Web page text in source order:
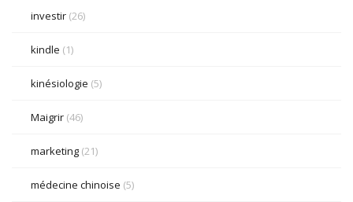
investir (26)
kindle (1)
kinésiologie (5)
Maigrir (46)
marketing (21)
médecine chinoise (5)